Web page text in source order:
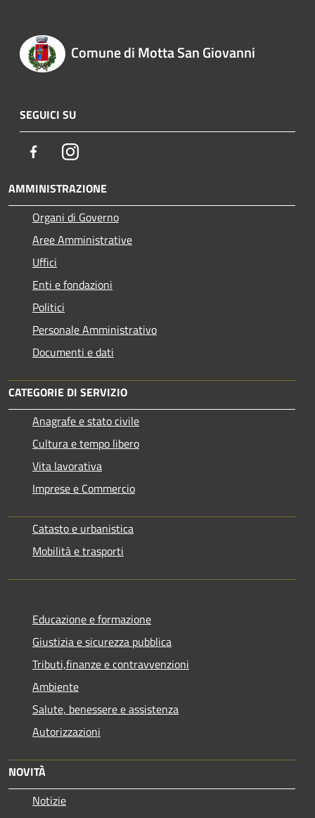
Comune di Motta San Giovanni
SEGUICI SU
FacebookInstagram
AMMINISTRAZIONE
Organi di Governo
Aree Amministrative
Uffici
Enti e fondazioni
Politici
Personale Amministrativo
Documenti e dati
CATEGORIE DI SERVIZIO
Anagrafe e stato civile
Cultura e tempo libero
Vita lavorativa
Imprese e Commercio
Catasto e urbanistica
Mobilità e trasporti
Educazione e formazione
Giustizia e sicurezza pubblica
Tributi,finanze e contravvenzioni
Ambiente
Salute, benessere e assistenza
Autorizzazioni
NOVITÀ
Notizie